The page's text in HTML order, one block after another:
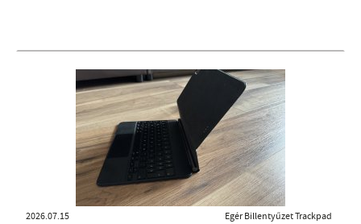
2026.07.15 Egér Billentyűzet Trackpad